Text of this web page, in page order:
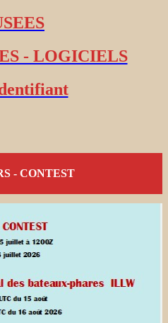
- LOGICIELS
- CONTEST